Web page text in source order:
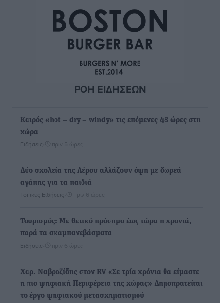
ΡΟΗ ΕΙΔΗΣΕΩΝ
Καιρός «hot – dry – windy» τις επόμενες 48 ώρες στη
χώρα
Ειδήσεις πριν 5 ώρες
Δύο σχολεία της Λέρου αλλάζουν όψη με δωρεά
αγάπης για τα παιδιά
Τοπικές Ειδήσεις πριν 6 ώρες
Τουρισμός: Με θετικό πρόσημο έως τώρα η χρονιά,
παρά τα σκαμπανεβάσματα
Ειδήσεις πριν 6 ώρες
Χαρ. Ναβροζίδης στον RV «Σε τρία χρόνια θα είμαστε
η πιο ψηφιακή Περιφέρεια της χώρας» Δημοπρατείται
το έργο ψηφιακού μετασχηματισμού